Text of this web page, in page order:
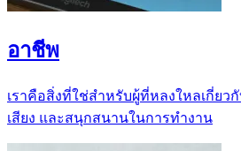
อาชีพ
เราคือสิ่งที่ใช่สำหรับผู้ที่หลงใหลเกี่ย
เสียง และสนุกสนานในการทำงาน